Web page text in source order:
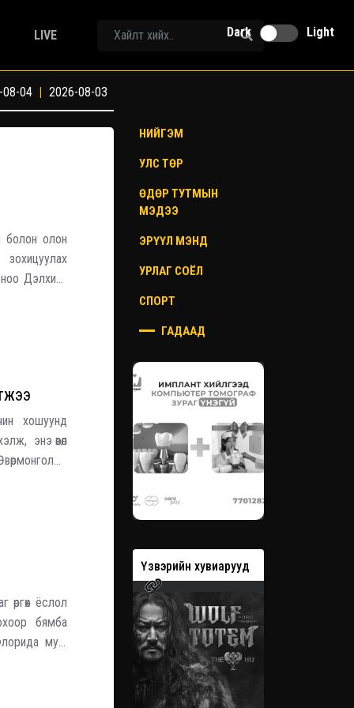
LIVE Dark Light
08-04 | 2026-08-03
болон олон
Дэлхийн
хошуунд
энэ өвөл
өргөх ёслол
бямба
муж
НИЙГЭМ
УЛС ТӨР
ӨДӨР ТУТМЫН
МЭДЭЭ
ЭРҮҮЛ МЭНД
УРЛАГ СОЁЛ
СПОРТ
ГАДААД
Үзвэрийн хувиарууд